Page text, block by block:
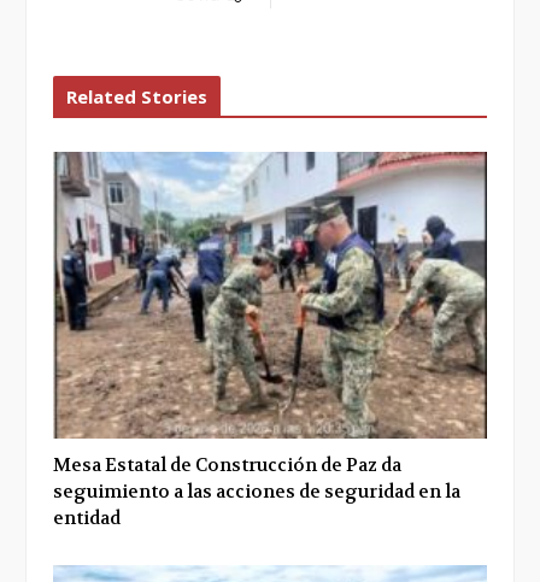
Related Stories
Mesa Estatal de Construcción de Paz da
seguimiento a las acciones de seguridad en la
entidad